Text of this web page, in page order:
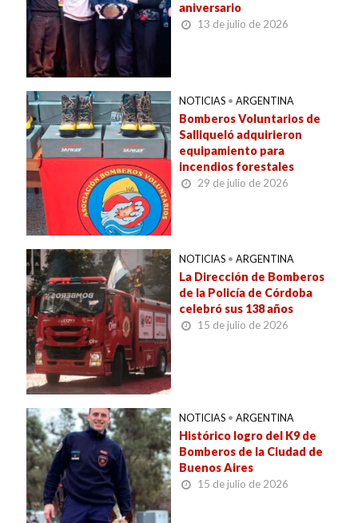
aniversario
13 de julio de 2026
NOTICIAS • ARGENTINA
Bomberos Voluntarios de
Salliqueló adquirieron
equipamiento para
incendios forestales
29 de julio de 2026
NOTICIAS • ARGENTINA
La Dirección de Bomberos
de la Policía de Córdoba
celebró sus 138 años
15 de julio de 2026
NOTICIAS • ARGENTINA
Histórico logro del K9 de
Bomberos de la Ciudad de
Buenos Aires
15 de julio de 2026